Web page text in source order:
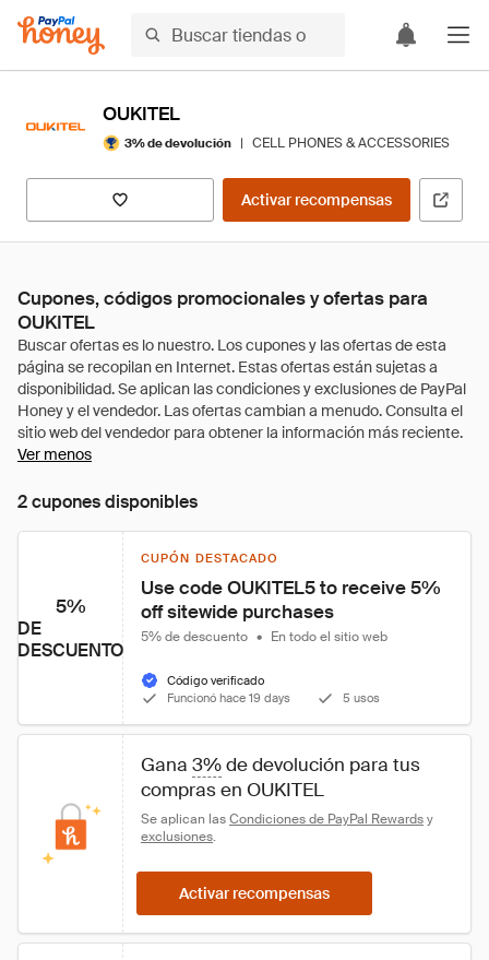
OUKITEL
3% de devolución | CELL PHONES & ACCESSORIES
Activar recompensas
Cupones, códigos promocionales y ofertas para
OUKITEL
Ver menos
2 cupones disponibles
5%
DE
DESCUENTO
CUPÓN DESTACADO
Use code OUKITEL5 to receive 5%
off sitewide purchases
5% de descuento • En todo el sitio web
Código verificado
Funcionó hace 19 days
5 usos
Gana 3% de devolución para tus
compras en OUKITEL
Se aplican las Condiciones de PayPal Rewards y
exclusiones.
Activar recompensas